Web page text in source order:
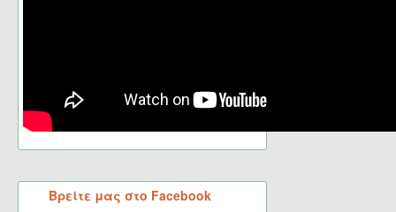
Βρείτε μας στο Facebook